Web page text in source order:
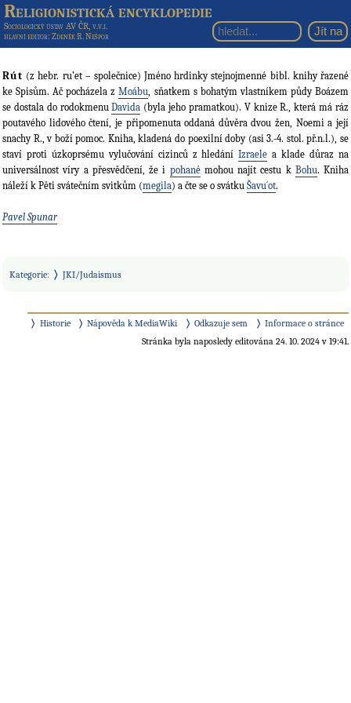
Religionistická encyklopedie
Sociologický ústav AV ČR, v.v.i.
hlavní editor: Zdeněk R. Nešpor
Rút (z hebr. ru’et – společnice) Jméno hrdinky stejnojmenné bibl. knihy řazené
ke Spisům. Ač pocházela zMoábu, sňatkem s bohatým vlastníkem půdy Boázem
se dostala do rodokmenuDavida (byla jeho pramatkou). V knize R., která má ráz
poutavého lidového čtení, je připomenuta oddaná důvěra dvou žen, Noemi a její
snachy R., v boží pomoc. Kniha, kladená do poexilní doby (asi 3.-4. stol. př.n.l.), se
staví proti úzkoprsému vylučování cizinců z hledáníIzraele a klade důraz na
universálnost víry a přesvědčení, že i pohanémohou najít cestu k Bohu. Kniha
náleží k Pěti svátečním svitkům (megila) a čte se o svátku Šavu´ot.
Pavel Spunar
Kategorie: JKI/Judaismus
Historie Nápověda k MediaWiki Odkazuje sem
Informace o stránce
Stránka byla naposledy editována 24. 10. 2024 v 19:41.